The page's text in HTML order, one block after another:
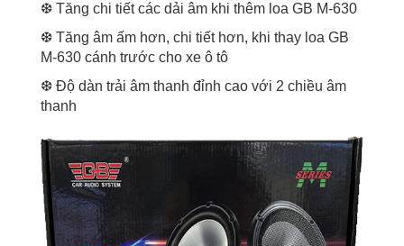
❆ Tăng chi tiết các dải âm khi thêm loa GB M-630
❆ Tăng âm ấm hơn, chi tiết hơn, khi thay loa GB
M-630 cánh trước cho xe ô tô
❆ Độ dàn trải âm thanh đỉnh cao với 2 chiều âm
thanh